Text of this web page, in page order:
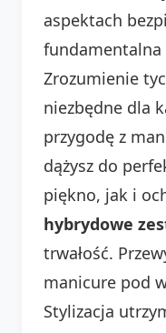
aspektach
fundamentalna
Zrozumienie
niezbędne dla
przygodę z
dążysz do
piękno, jak i
hybrydowe
trwałość.
manicure pod
Stylizacja